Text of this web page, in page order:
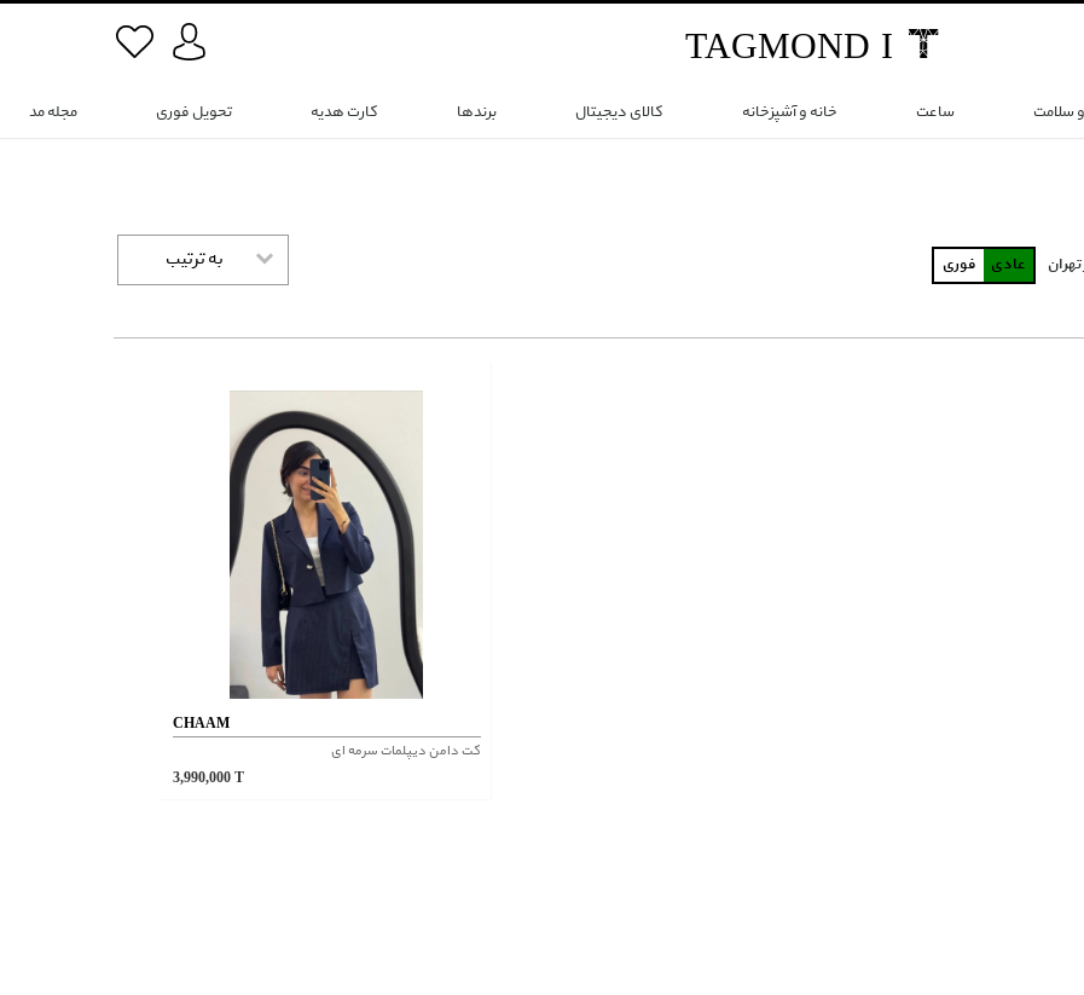
TAGMOND I
سلامت ساعت خانه و آشپزخانه کالای دیجیتال برندها کارت هدیه تحویل فوری مجله مد
عادی فوری به ترتیب
CHAAM
کت دامن دیپلمات سرمه ای
3,990,000 T